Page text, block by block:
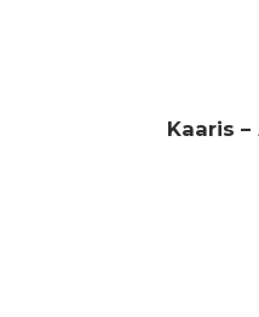
Kaaris –